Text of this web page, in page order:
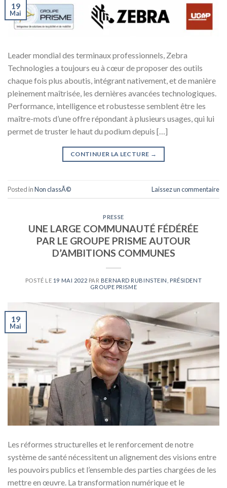
19
Mai
Leader mondial des terminaux professionnels, Zebra
Technologies a toujours eu à cœur de proposer des outils
chaque fois plus aboutis, intégrant nativement, et de manière
pleinement maîtrisée, les dernières avancées technologiques.
Performance, intelligence et robustesse semblent être les
maître-mots d’une offre répondant à plusieurs usages, qui lui
permet de truster le haut du podium depuis […]
CONTINUER LA LECTURE →
Posted inNon classÃ© Laissez un commentaire
PRESSE
UNE LARGE COMMUNAUTÉ FÉDÉRÉE
PAR LE GROUPE PRISME AUTOUR
D’AMBITIONS COMMUNES
POSTÉ LE 19 MAI 2022 PAR BERNARD RUBINSTEIN, PRÉSIDENT
GROUPE PRISME
19
Mai
Les réformes structurelles et le renforcement de notre
système de santé nécessitent un alignement des visions entre
les pouvoirs publics et l’ensemble des parties chargées de les
mettre en œuvre. La transformation numérique et le